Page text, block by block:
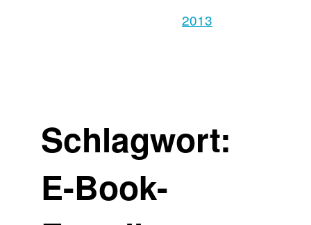
2013
Schlagwort:
E-Book-